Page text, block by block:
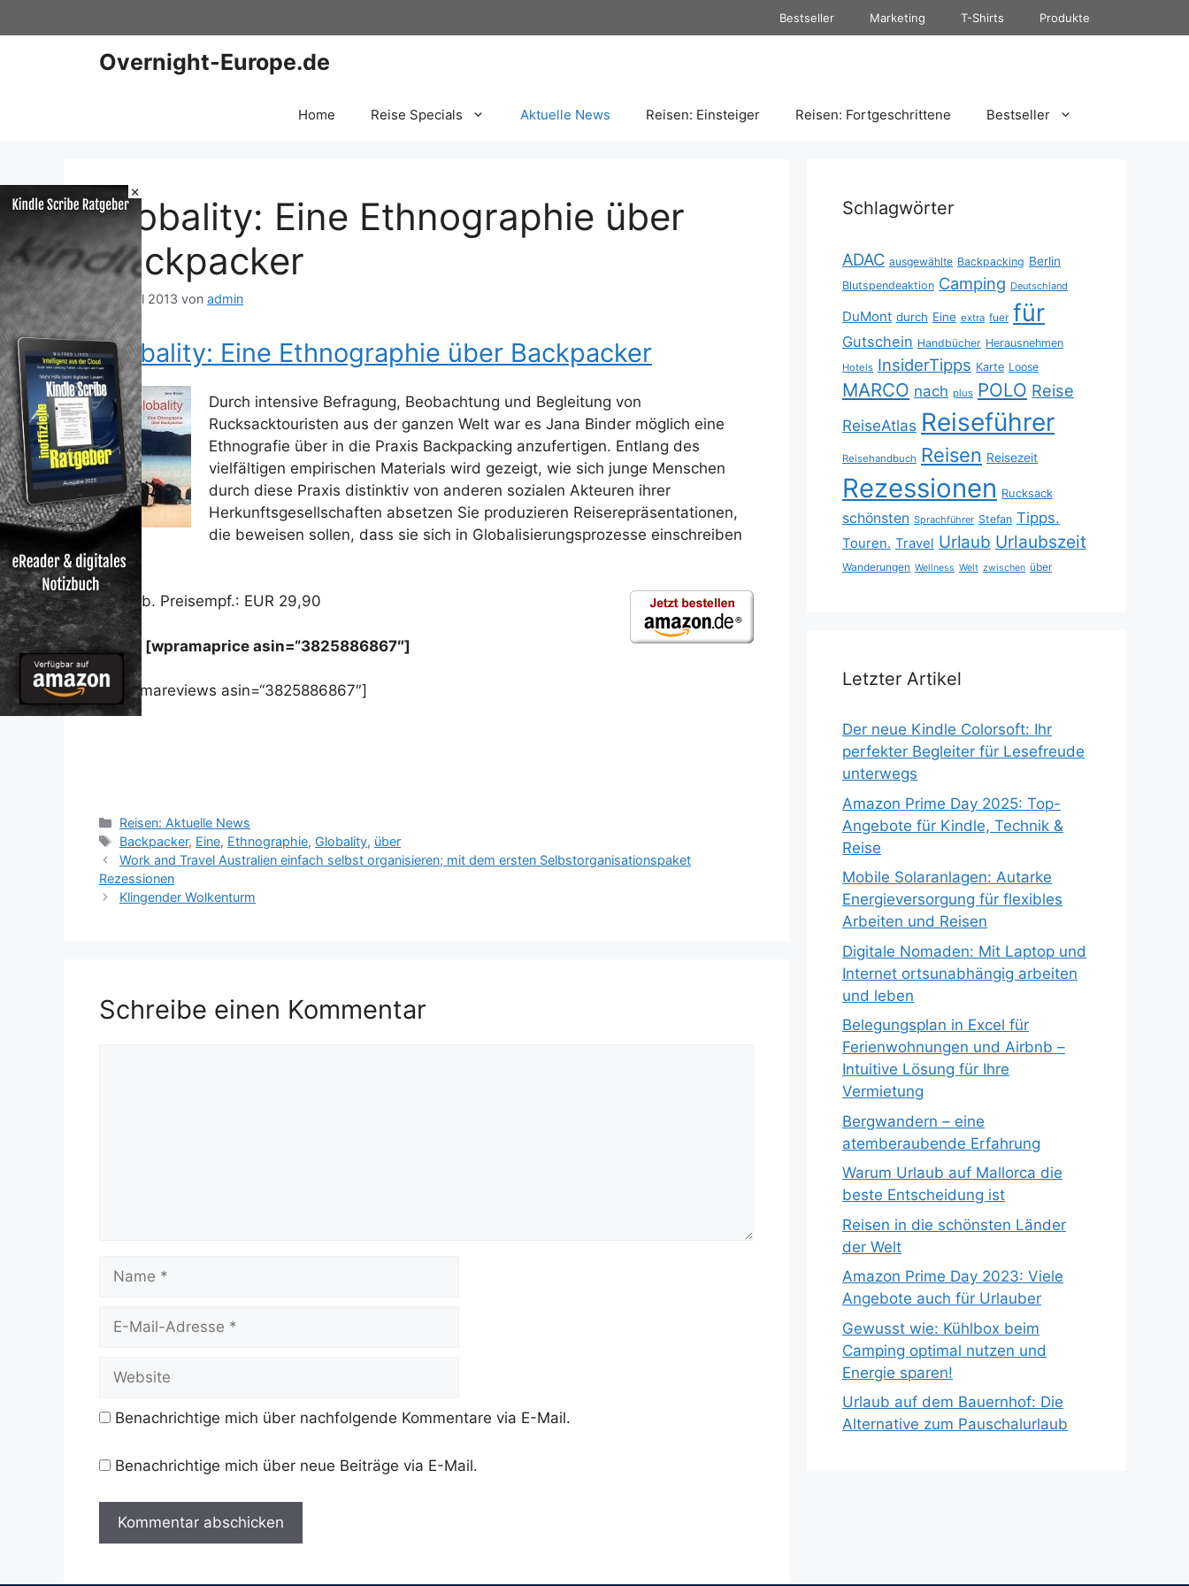
×
Inhalt
Bestseller Marketing T-Shirts Produkte
Overnight-Europe.de
Home Reise Specials Aktuelle News Reisen: Einsteiger Reisen: Fortgeschrittene Bestseller
Globality: Eine Ethnographie über
Backpacker
17. April 2013 von admin
Globality: Eine Ethnographie über Backpacker
Durch intensive Befragung, Beobachtung und Begleitung von
Rucksacktouristen aus der ganzen Welt war es Jana Binder möglich eine
Ethnografie über in die Praxis Backpacking anzufertigen. Entlang des
vielfältigen empirischen Materials wird gezeigt, wie sich junge Menschen
durch diese Praxis distinktiv von anderen sozialen Akteuren ihrer
Herkunftsgesellschaften absetzen Sie produzieren Reiserepräsentationen,
die beweisen sollen, dass sie sich in Globalisierungsprozesse einschreiben
könne
Unverb. Preisempf.: EUR 29,90
Preis: [wpramaprice asin=“3825886867″]
[wpramareviews asin=“3825886867″]
Kategorien
Reisen: Aktuelle News
Schlagwörter
Backpacker, Eine, Ethnographie, Globality, über
Work and Travel Australien einfach selbst organisieren; mit dem ersten Selbstorganisationspaket
Rezessionen
Klingender Wolkenturm
Schreibe einen Kommentar
Name
Website
Benachrichtige mich über nachfolgende Kommentare via E-Mail.
Benachrichtige mich über neue Beiträge via E-Mail.
Schlagwörter
ADAC ausgewählte Backpacking Berlin
Blutspendeaktion Camping Deutschland
DuMont durch Eine extra fuer für
Gutschein Handbücher Herausnehmen
Hotels InsiderTipps Karte Loose
MARCO nach plus POLO Reise
ReiseAtlas Reiseführer
Reisehandbuch Reisen Reisezeit
Rezessionen Rucksack
schönsten Sprachführer Stefan Tipps.
Touren. Travel Urlaub Urlaubszeit
Wanderungen Wellness Welt zwischen über
Letzter Artikel
Der neue Kindle Colorsoft: Ihr
perfekter Begleiter für Lesefreude
unterwegs
Amazon Prime Day 2025: Top-
Angebote für Kindle, Technik &
Reise
Mobile Solaranlagen: Autarke
Energieversorgung für flexibles
Arbeiten und Reisen
Digitale Nomaden: Mit Laptop und
Internet ortsunabhängig arbeiten
und leben
Belegungsplan in Excel für
Ferienwohnungen und Airbnb –
Intuitive Lösung für Ihre
Vermietung
Bergwandern – eine
atemberaubende Erfahrung
Warum Urlaub auf Mallorca die
beste Entscheidung ist
Reisen in die schönsten Länder
der Welt
Amazon Prime Day 2023: Viele
Angebote auch für Urlauber
Gewusst wie: Kühlbox beim
Camping optimal nutzen und
Energie sparen!
Urlaub auf dem Bauernhof: Die
Alternative zum Pauschalurlaub